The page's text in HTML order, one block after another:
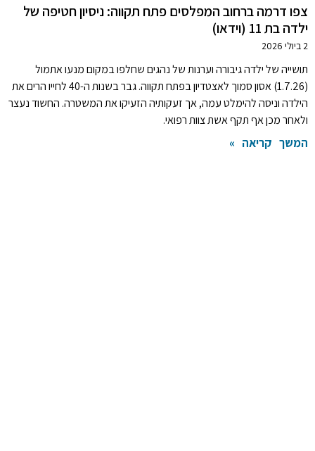
צפו דרמה ברחוב המפלסים פתח תקווה: ניסיון חטיפה של
ילדה בת 11 (וידאו)
2 ביולי 2026
תושייה של ילדה גיבורה וערנות של נהגים שחלפו במקום מנעו אתמול
(1.7.26) אסון סמוך לאצטדיון בפתח תקווה. גבר בשנות ה-40 לחייו הרים את
הילדה וניסה להימלט עמה, אך זעקותיה הזעיקו את המשטרה. החשוד נעצר
ולאחר מכן אף תקף אשת צוות רפואי.
המשך קריאה »